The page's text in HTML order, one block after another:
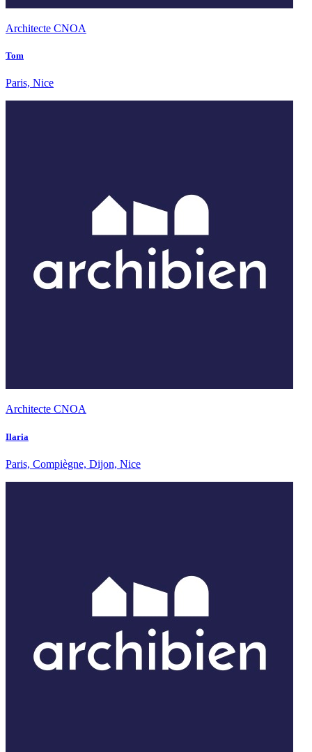
Architecte CNOA
Tom
Paris, Nice
Architecte CNOA
Ilaria
Paris, Compiègne, Dijon, Nice